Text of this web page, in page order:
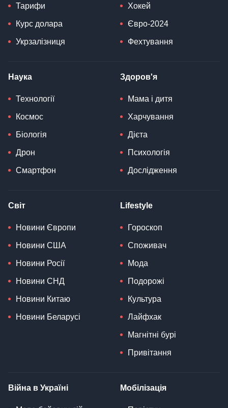
Тарифи
Курс долара
Укрзалізниця
Хокей
Євро-2024
Фехтування
Наука
Технології
Космос
Біологія
Дрон
Смартфон
Здоров'я
Мама і дитя
Харчування
Дієта
Психологія
Дослідження
Світ
Новини Європи
Новини США
Новини Росії
Новини СНД
Новини Китаю
Новини Беларусі
Lifestyle
Гороскоп
Споживач
Мода
Подорожі
Культура
Лайфхак
Магнітні бурі
Привітання
Війна в Україні Мобілізація